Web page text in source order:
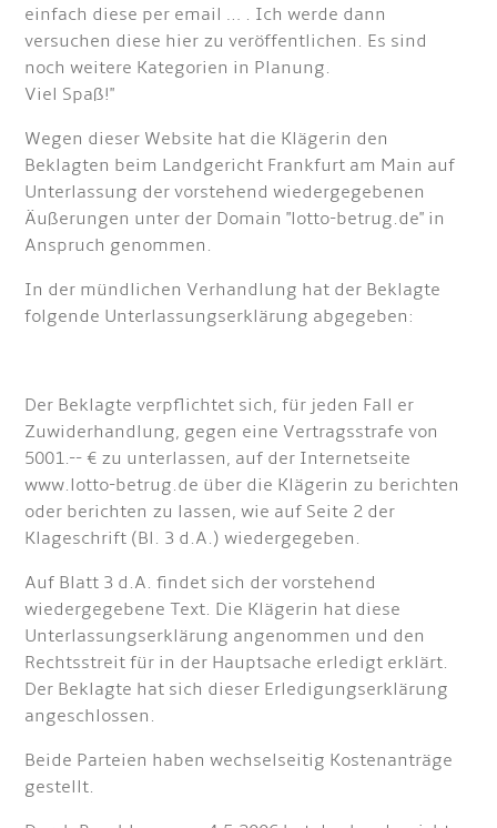
einfach diese per email … . Ich werde dann
versuchen diese hier zu veröffentlichen. Es sind
noch weitere Kategorien in Planung.
Viel Spaß!"
Wegen dieser Website hat die Klägerin den
Beklagten beim Landgericht Frankfurt am Main auf
Unterlassung der vorstehend wiedergegebenen
Äußerungen unter der Domain "lotto-betrug.de" in
Anspruch genommen.
In der mündlichen Verhandlung hat der Beklagte
folgende Unterlassungserklärung abgegeben:
Der Beklagte verpflichtet sich, für jeden Fall er
Zuwiderhandlung, gegen eine Vertragsstrafe von
5001.-- € zu unterlassen, auf der Internetseite
www.lotto-betrug.de über die Klägerin zu berichten
oder berichten zu lassen, wie auf Seite 2 der
Klageschrift (Bl. 3 d.A.) wiedergegeben.
Auf Blatt 3 d.A. findet sich der vorstehend
wiedergegebene Text. Die Klägerin hat diese
Unterlassungserklärung angenommen und den
Rechtsstreit für in der Hauptsache erledigt erklärt.
Der Beklagte hat sich dieser Erledigungserklärung
angeschlossen.
Beide Parteien haben wechselseitig Kostenanträge
gestellt.